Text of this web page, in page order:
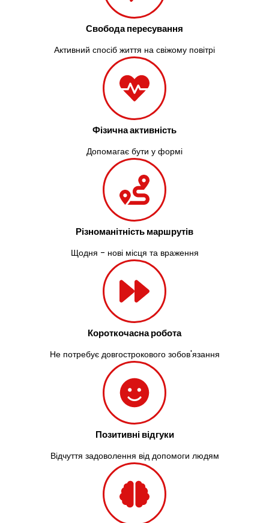
Свобода пересування
Активний спосіб життя на свіжому повітрі
Фізична активність
Допомагає бути у формі
Різноманітність маршрутів
Щодня - нові місця та враження
Короткочасна робота
Не потребує довгострокового зобов'язання
Позитивні відгуки
Відчуття задоволення від допомоги людям